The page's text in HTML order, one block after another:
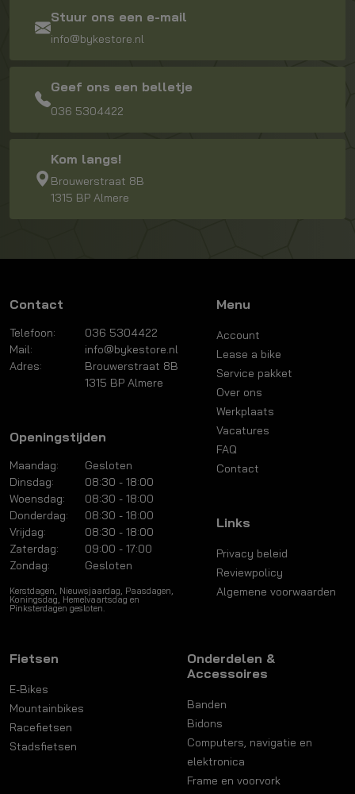
Stuur ons een e-mail
info@bykestore.nl
Geef ons een belletje
036 5304422
Kom langs!
Brouwerstraat 8B
1315 BP Almere
Contact
Telefoon:
036 5304422
Mail:
info@bykestore.nl
Adres:
Brouwerstraat 8B
1315 BP Almere
Openingstijden
Maandag:
Gesloten
Dinsdag:
08:30 - 18:00
Woensdag:
08:30 - 18:00
Donderdag:
08:30 - 18:00
Vrijdag:
08:30 - 18:00
Zaterdag:
09:00 - 17:00
Zondag:
Gesloten
Kerstdagen, Nieuwsjaardag, Paasdagen,
Koningsdag, Hemelvaartsdag en
Pinksterdagen gesloten.
Menu
Account
Lease a bike
Service pakket
Over ons
Werkplaats
Vacatures
FAQ
Contact
Links
Privacy beleid
Reviewpolicy
Algemene voorwaarden
Fietsen
E-Bikes
Mountainbikes
Racefietsen
Stadsfietsen
Onderdelen &
Accessoires
Banden
Bidons
Computers, navigatie en
elektronica
Frame en voorvork